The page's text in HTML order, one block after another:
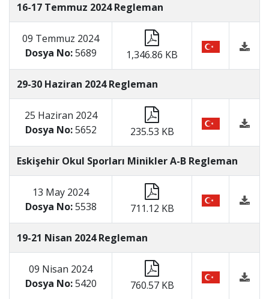
16-17 Temmuz 2024 Regleman
09 Temmuz 2024
Dosya No:5689 1,346.86 KB
29-30 Haziran 2024 Regleman
25 Haziran 2024
Dosya No:5652 235.53 KB
Eskişehir Okul Sporları Minikler A-B Regleman
13 May 2024
Dosya No:5538 711.12 KB
19-21 Nisan 2024 Regleman
09 Nisan 2024
Dosya No:5420 760.57 KB